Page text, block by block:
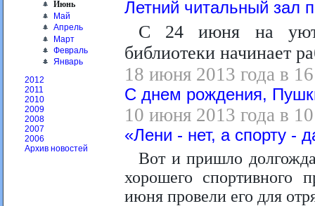
Июнь
Май
Апрель
Март
Февраль
Январь
2012
2011
2010
2009
2008
2007
2006
Архив новостей
Летний читальный зал
С 24 июня на
библиотеки начинает
18 июня 2013 года в
С днем рождения,
10 июня 2013 года в
«Лени - нет, а спорту -
Вот и пришло
хорошего спортивного
июня провели его для